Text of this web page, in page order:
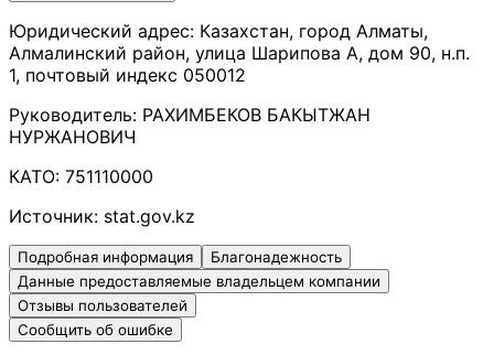
Юридический адрес: Казахстан, город Алматы,
Алмалинский район, улица Шарипова А, дом 90, н.п.
1, почтовый индекс 050012
Руководитель: РАХИМБЕКОВ БАКЫТЖАН
НУРЖАНОВИЧ
КАТО: 751110000
Источник: stat.gov.kz
Подробная информация
Благонадежность
Данные предоставляемые владельцем компании
Отзывы пользователей
Сообщить об ошибке